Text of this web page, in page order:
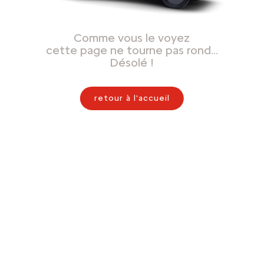
Comme vous le voyez
cette page ne tourne pas rond…
Désolé !
retour à l'accueil